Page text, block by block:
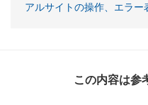
アルサイトの操作、エラー
この内容は参